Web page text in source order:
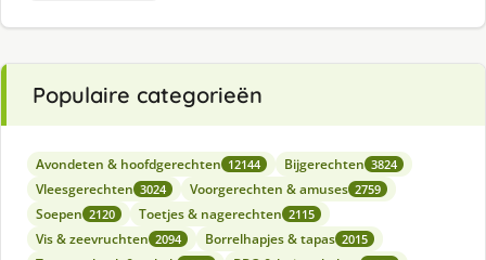
Populaire categorieën
Avondeten & hoofdgerechten 12144 Bijgerechten 3824
Vleesgerechten 3024 Voorgerechten & amuses 2759
Soepen 2120 Toetjes & nagerechten 2115
Vis & zeevruchten 2094 Borrelhapjes & tapas 2015